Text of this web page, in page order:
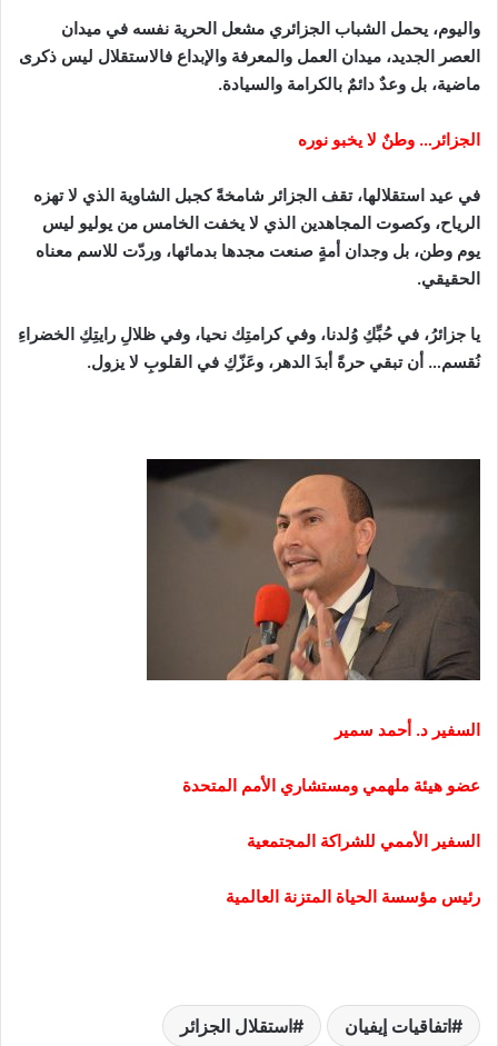
واليوم، يحمل الشباب الجزائري مشعل الحرية نفسه في ميدان
العصر الجديد، ميدان العمل والمعرفة والإبداع فالاستقلال ليس ذكرى
ماضية، بل وعدٌ دائمٌ بالكرامة والسيادة.
الجزائر… وطنٌ لا يخبو نوره
في عيد استقلالها، تقف الجزائر شامخةً كجبل الشاوية الذي لا تهزه
الرياح، وكصوت المجاهدين الذي لا يخفت الخامس من يوليو ليس
يوم وطن، بل وجدان أمةٍ صنعت مجدها بدمائها، وردّت للاسم معناه
الحقيقي.
يا جزائرُ، في حُبِّكِ وُلدنا، وفي كرامتِك نحيا، وفي ظلالِ رايتِكِ الخضراءِ
نُقسم… أن تبقي حرةً أبدَ الدهر، وعَزّكِ في القلوبِ لا يزول.
السفير د. أحمد سمير
عضو هيئة ملهمي ومستشاري الأمم المتحدة
السفير الأممي للشراكة المجتمعية
رئيس مؤسسة الحياة المتزنة العالمية
اتفاقيات إيفيان استقلال الجزائر